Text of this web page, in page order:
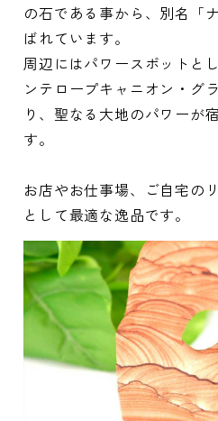
の石である事から、別名「
ばれています。
周辺にはパワースポットと
ンテロープキャニオン・グ
り、聖なる大地のパワーが
す。
お店やお仕事場、ご自宅の
として最適な逸品です。